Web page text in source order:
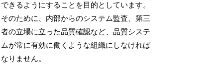
できるようにすることを目的としています。
そのために、内部からのシステム監査、第三
者の立場に立った品質確認など、品質システ
ムが常に有効に働くような組織にしなければ
なりません。